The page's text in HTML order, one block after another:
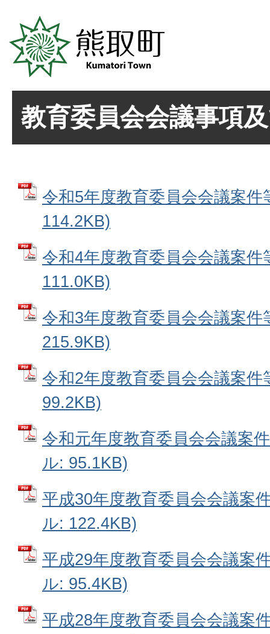
教育委員会会議事項
令和5年度教育委員会会議案
114.2KB)
令和4年度教育委員会会議案
111.0KB)
令和3年度教育委員会会議案
215.9KB)
令和2年度教育委員会会議案
99.2KB)
令和元年度教育委員会会議案
ル: 95.1KB)
平成30年度教育委員会会議案
ル: 122.4KB)
平成29年度教育委員会会議案
ル: 95.4KB)
平成28年度教育委員会会議案